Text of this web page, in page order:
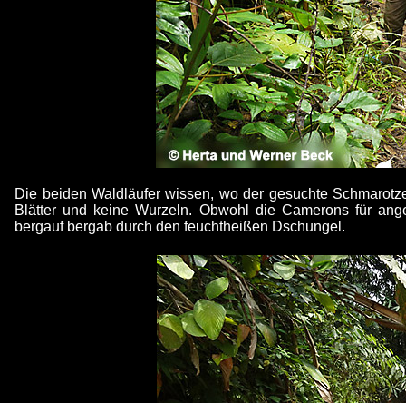
Die beiden Waldläufer wissen, wo der gesuchte
Blätter und keine Wurzeln. Obwohl die Camerons für
bergauf bergab durch den feuchtheißen Dschungel.